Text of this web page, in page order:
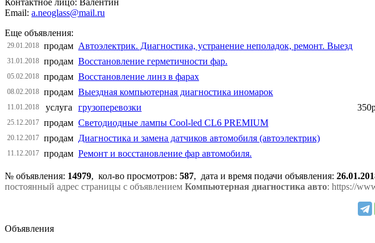
Email: a.neoglass@mail.ru
Еще объявления:
29.01.2018 продам Автоэлектрик. Диагностика, устранение неполадок, ремонт. Выезд
31.01.2018 продам Восстановление герметичности фар.
05.02.2018 продам Восстановление линз в фарах
08.02.2018 продам Выездная компьютерная диагностика иномарок
11.01.2018 услуга грузоперевозки
25.12.2017 продам Светодиодные лампы Cool-led CL6 PREMIUM
20.12.2017 продам Диагностика и замена датчиков автомобиля (автоэлектрик)
11.12.2017 продам Ремонт и восстановление фар автомобиля.
№ объявления: 14979, кол-во просмотров: 587, дата и время подачи объявления:
постоянный адрес страницы с объявлением Компьютерная диагностика авто: https://
Объявления